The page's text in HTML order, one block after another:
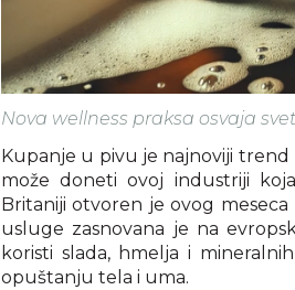
Nova wellness praksa osvaja
Kupanje u pivu je najnoviji
može doneti ovoj industriji
Britaniji otvoren je ovog
usluge zasnovana je na
koristi slada, hmelja i
opuštanju tela i uma.